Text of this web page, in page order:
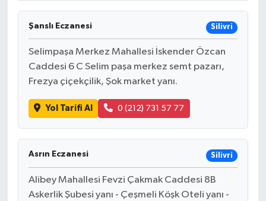
Şanslı Eczanesi Silivri
Selimpaşa Merkez Mahallesi İskender Özcan
Caddesi 6 C Selim paşa merkez semt pazarı,
Frezya çiçekçilik, Şok market yanı.
Yol Tarifi Al 0 (212) 731 57 77
Asrın Eczanesi Silivri
Alibey Mahallesi Fevzi Çakmak Caddesi 8B
Askerlik Şubesi yanı - Çeşmeli Köşk Oteli yanı -